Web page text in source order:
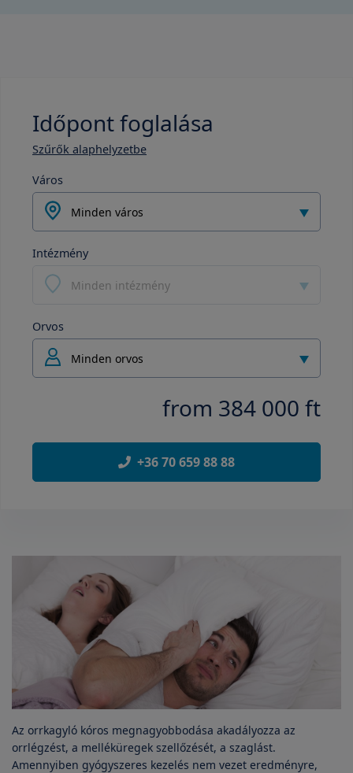
Időpont foglalása
Szűrők alaphelyzetbe
Város
Minden város
Intézmény
Minden intézmény
Orvos
Minden orvos
from 384 000 ft
+36 70 659 88 88
Az orrkagyló kóros megnagyobbodása akadályozza az
orrlégzést, a melléküregek szellőzését, a szaglást.
Amennyiben gyógyszeres kezelés nem vezet eredményre,